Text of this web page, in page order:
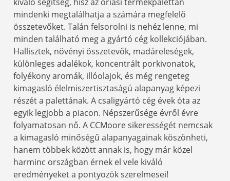
mindenki megtalálhatja a számára megfelelő
összetevőket. Talán felsorolni is nehéz lenne, mi
minden található meg a gyártó cég kollekciójában.
Hallisztek, növényi összetevők, madáreleségek,
különleges adalékok, koncentrált porkivonatok,
folyékony aromák, illóolajok, és még rengeteg
kimagasló élelmiszertisztaságú alapanyag képezi
részét a palettának. A csaligyártó cég évek óta az
egyik legjobb a piacon. Népszerűsége évről évre
folyamatosan nő. A CCMoore sikerességét nemcsak
a kimagasló minőségű alapanyagainak köszönheti,
hanem többek között annak is, hogy már közel
harminc országban érnek el vele kiváló
eredményeket a pontyozók szerelmesei!